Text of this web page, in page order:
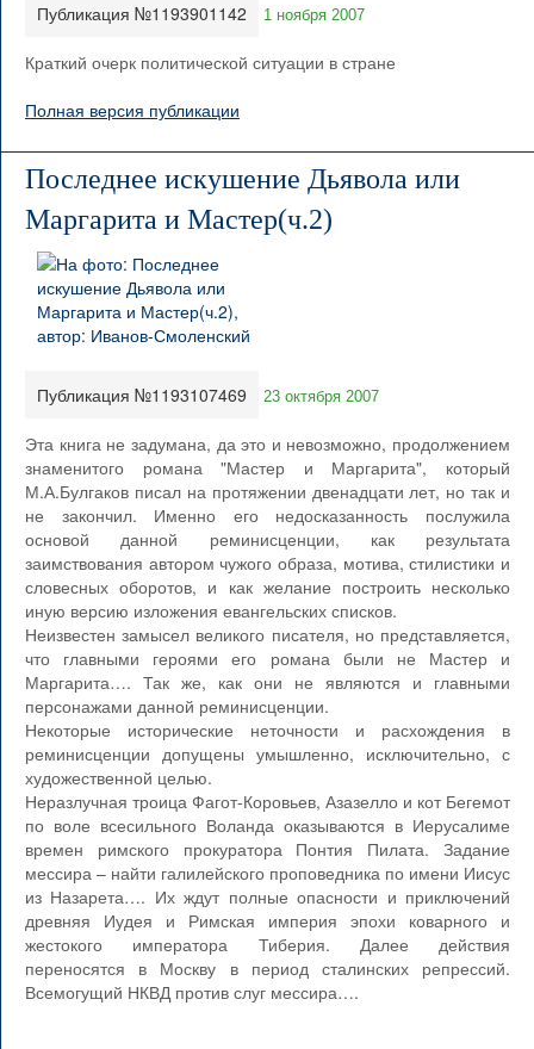
Публикация №1193901142 1 ноября 2007
Краткий очерк политической ситуации в стране
Полная версия публикации
Последнее искушение Дьявола или
Маргарита и Мастер(ч.2)
Публикация №1193107469 23 октября 2007
Эта книга не задумана, да это и невозможно, продолжением
знаменитого романа "Мастер и Маргарита", который
М.А.Булгаков писал на протяжении двенадцати лет, но так и
не закончил. Именно его недосказанность послужила
основой данной реминисценции, как результата
заимствования автором чужого образа, мотива, стилистики и
словесных оборотов, и как желание построить несколько
иную версию изложения евангельских списков.
Неизвестен замысел великого писателя, но представляется,
что главными героями его романа были не Мастер и
Маргарита…. Так же, как они не являются и главными
персонажами данной реминисценции.
Некоторые исторические неточности и расхождения в
реминисценции допущены умышленно, исключительно, с
художественной целью.
Неразлучная троица Фагот-Коровьев, Азазелло и кот Бегемот
по воле всесильного Воланда оказываются в Иерусалиме
времен римского прокуратора Понтия Пилата. Задание
мессира – найти галилейского проповедника по имени Иисус
из Назарета…. Их ждут полные опасности и приключений
древняя Иудея и Римская империя эпохи коварного и
жестокого императора Тиберия. Далее действия
переносятся в Москву в период сталинских репрессий.
Всемогущий НКВД против слуг мессира….